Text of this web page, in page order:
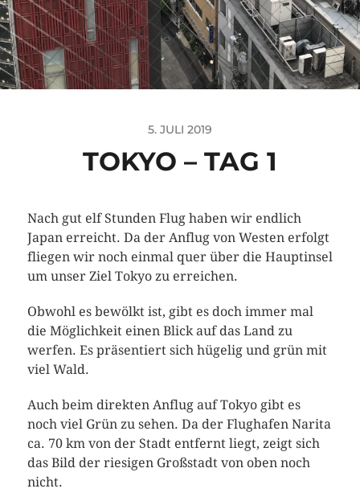
5. JULI 2019
TOKYO – TAG 1
Nach gut elf Stunden Flug haben wir endlich
Japan erreicht. Da der Anflug von Westen erfolgt
fliegen wir noch einmal quer über die Hauptinsel
um unser Ziel Tokyo zu erreichen.
Obwohl es bewölkt ist, gibt es doch immer mal
die Möglichkeit einen Blick auf das Land zu
werfen. Es präsentiert sich hügelig und grün mit
viel Wald.
Auch beim direkten Anflug auf Tokyo gibt es
noch viel Grün zu sehen. Da der Flughafen Narita
ca. 70 km von der Stadt entfernt liegt, zeigt sich
das Bild der riesigen Großstadt von oben noch
nicht.